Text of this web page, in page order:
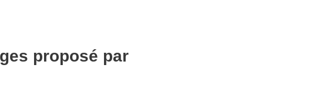
proposé par